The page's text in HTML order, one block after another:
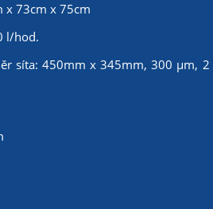
x 73cm x 75cm
l/hod.
síta: 450mm x 345mm, 300 µm, 2